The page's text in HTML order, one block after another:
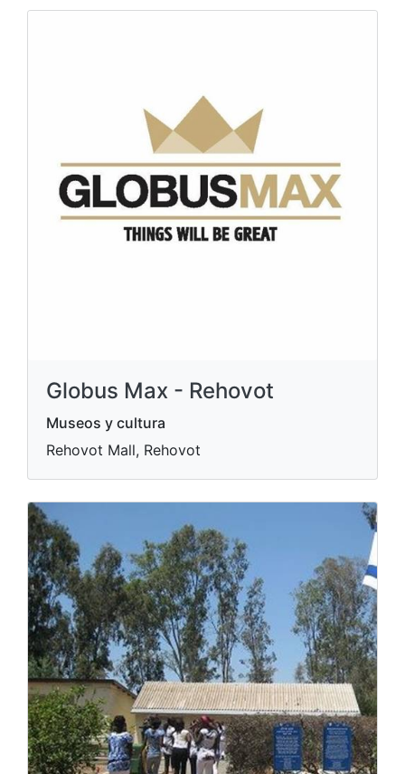
Globus Max - Rehovot
Museos y cultura
Rehovot Mall, Rehovot